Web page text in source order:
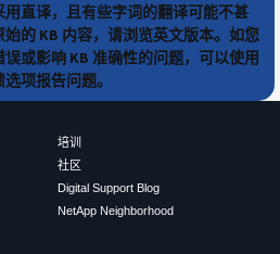
直译，且有些字词的翻译可能不甚
的 KB 内容，请浏览英文版本。如您
或影响 KB 准确性的问题，可以使用
项报告问题。
培训
社区
Digital Support Blog
NetApp Neighborhood